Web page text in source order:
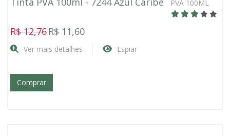
PVA 100ML
R$ 12,76 R$ 11,60
Ver mais detalhes Espiar
Comprar